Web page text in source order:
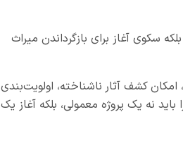
سکوی آغاز برای بازگرداندن میراث
کشف آثار ناشناخته، اولویت‌بندی
نه یک پروژه معمولی، بلکه آغاز یک